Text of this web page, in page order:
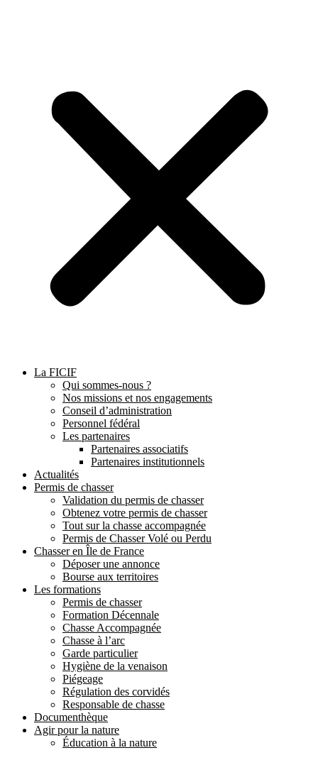
La FICIF
Qui sommes-nous ?
Nos missions et nos engagements
Conseil d’administration
Personnel fédéral
Les partenaires
Partenaires associatifs
Partenaires institutionnels
Actualités
Permis de chasser
Validation du permis de chasser
Obtenez votre permis de chasser
Tout sur la chasse accompagnée
Permis de Chasser Volé ou Perdu
Chasser en Île de France
Déposer une annonce
Bourse aux territoires
Les formations
Permis de chasser
Formation Décennale
Chasse Accompagnée
Chasse à l’arc
Garde particulier
Hygiène de la venaison
Piégeage
Régulation des corvidés
Responsable de chasse
Documenthèque
Agir pour la nature
Éducation à la nature